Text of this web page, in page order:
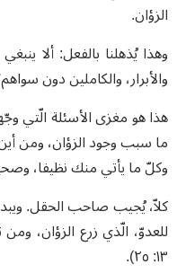
الزؤان.
وهذا يُذهلنا بالفعل: ألا
والأبرار، والكاملين دون
ما سبب وجود الزؤان، ومن
وكلّ ما يأتي منك نظيفا،
كلاّ، يُجيب صاحب الحقل.
للعدوّ، الّذي زرع الزؤان،
١٣: ٢٥).